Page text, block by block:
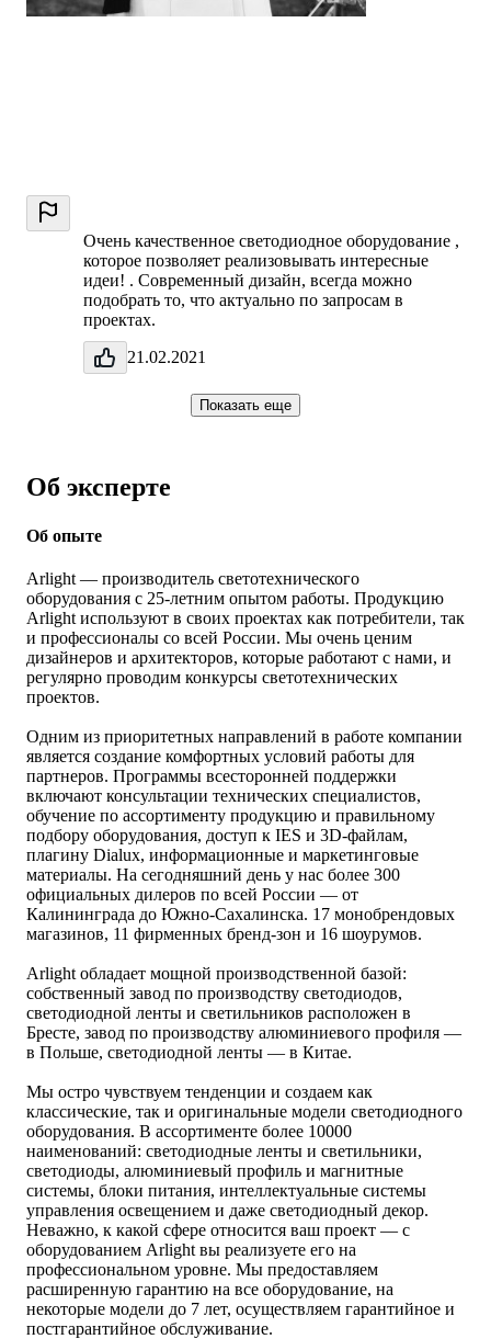
Очень качественное светодиодное оборудование ,
которое позволяет реализовывать интересные
идеи! . Современный дизайн, всегда можно
подобрать то, что актуально по запросам в
проектах.
21.02.2021
Показать еще
Об эксперте
Об опыте
Arlight — производитель светотехнического
оборудования с 25-летним опытом работы. Продукцию
Arlight используют в своих проектах как потребители, так
и профессионалы со всей России. Мы очень ценим
дизайнеров и архитекторов, которые работают с нами, и
регулярно проводим конкурсы светотехнических
проектов.
Одним из приоритетных направлений в работе компании
является создание комфортных условий работы для
партнеров. Программы всесторонней поддержки
включают консультации технических специалистов,
обучение по ассортименту продукцию и правильному
подбору оборудования, доступ к IES и 3D-файлам,
плагину Dialux, информационные и маркетинговые
материалы. На сегодняшний день у нас более 300
официальных дилеров по всей России — от
Калининграда до Южно-Сахалинска. 17 монобрендовых
магазинов, 11 фирменных бренд-зон и 16 шоурумов.
Arlight обладает мощной производственной базой:
собственный завод по производству светодиодов,
светодиодной ленты и светильников расположен в
Бресте, завод по производству алюминиевого профиля —
в Польше, светодиодной ленты — в Китае.
Мы остро чувствуем тенденции и создаем как
классические, так и оригинальные модели светодиодного
оборудования. В ассортименте более 10000
наименований: светодиодные ленты и светильники,
светодиоды, алюминиевый профиль и магнитные
системы, блоки питания, интеллектуальные системы
управления освещением и даже светодиодный декор.
Неважно, к какой сфере относится ваш проект — с
оборудованием Arlight вы реализуете его на
профессиональном уровне. Мы предоставляем
расширенную гарантию на все оборудование, на
некоторые модели до 7 лет, осуществляем гарантийное и
постгарантийное обслуживание.